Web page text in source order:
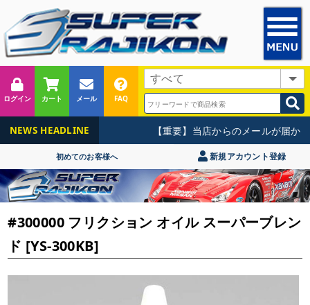
ログイン カート メール FAQ
NEWS HEADLINE 【重要】当店からのメールが届か
初めてのお客様へ 新規アカウント登録
#300000 フリクション オイル スーパーブレン
ド [YS-300KB]